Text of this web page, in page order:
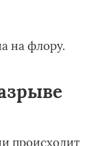
на флору.
происходит